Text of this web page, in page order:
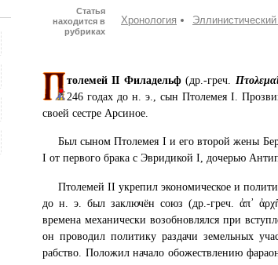
Статья
находится в
рубриках
Хронология
толемей II Филадельф(др.-греч.
246 годах до н. э., сын Птолемея I.
своей сестре Арсиное.
Был сыном Птолемея I и его второй жены
I от первого брака с Эвридикой I, дочерью
Птолемей II укрепил экономическое и
до н. э. был заключён союз (др.-греч. ἀπ᾿
времена механически возобновлялся при
он проводил политику раздачи земельных
рабство. Положил начало обожествлению